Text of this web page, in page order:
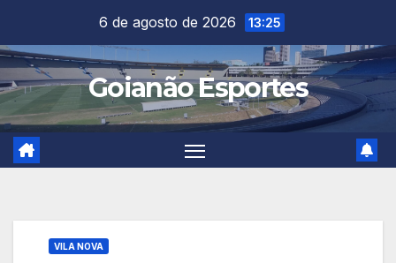
content
6 de agosto de 2026 13:25
Goianão Esportes
VILA NOVA